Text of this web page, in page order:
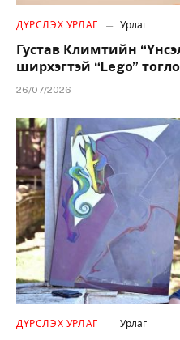
ДҮРСЛЭХ УРЛАГ Урлаг
Густав Климтийн
ширхэгтэй “Lego”
26/07/2026
ДҮРСЛЭХ УРЛАГ Урлаг